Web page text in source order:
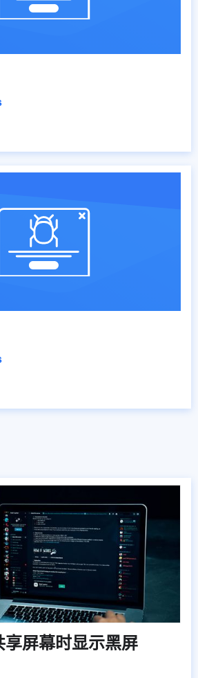
屏幕时显示黑屏